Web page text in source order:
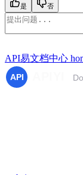
是 否
API易文档中心